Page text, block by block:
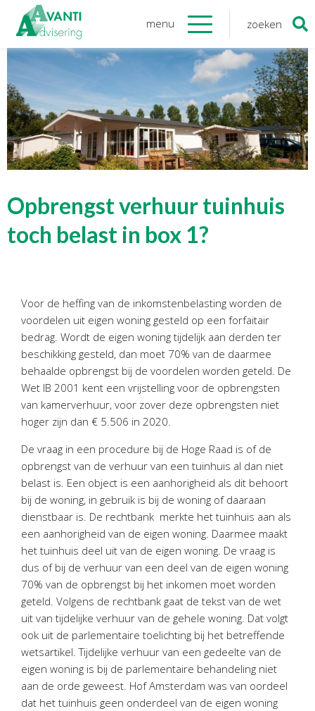
menu zoeken
Organisatie
Onze medewerkers
NOAB gecertificeerd
Algemene verordening
gegevensbescherming
Sponsoring
Onzediensten
Tijdelijk financieel personeel
Personeel & Organisatie
Bedrijfseconomisch advies
Belastingadvies Purmerend
Online boekhouden
Nieuws&informatie
Nieuwsbrief
Nieuwsoverzicht
Handige links
Downloads
Contact
AvantiOnline
Twinfield – Boekhouden
BaseCone – Facturen
Visionplanner – Rapportage
Klantenportaal – Online dossiers
Zoeken
Opbrengst verhuur tuinhuis
toch belast in box 1?
Voor de heffing van de inkomstenbelasting worden de
voordelen uit eigen woning gesteld op een forfaitair
bedrag. Wordt de eigen woning tijdelijk aan derden ter
beschikking gesteld, dan moet 70% van de daarmee
behaalde opbrengst bij de voordelen worden geteld. De
Wet IB 2001 kent een vrijstelling voor de opbrengsten
van kamerverhuur, voor zover deze opbrengsten niet
hoger zijn dan € 5.506 in 2020.
De vraag in een procedure bij de Hoge Raad is of de
opbrengst van de verhuur van een tuinhuis al dan niet
belast is. Een object is een aanhorigheid als dit behoort
bij de woning, in gebruik is bij de woning of daaraan
dienstbaar is. De rechtbank merkte het tuinhuis aan als
een aanhorigheid van de eigen woning. Daarmee maakt
het tuinhuis deel uit van de eigen woning. De vraag is
dus of bij de verhuur van een deel van de eigen woning
70% van de opbrengst bij het inkomen moet worden
geteld. Volgens de rechtbank gaat de tekst van de wet
uit van tijdelijke verhuur van de gehele woning. Dat volgt
ook uit de parlementaire toelichting bij het betreffende
wetsartikel. Tijdelijke verhuur van een gedeelte van de
eigen woning is bij de parlementaire behandeling niet
aan de orde geweest. Hof Amsterdam was van oordeel
dat het tuinhuis geen onderdeel van de eigen woning